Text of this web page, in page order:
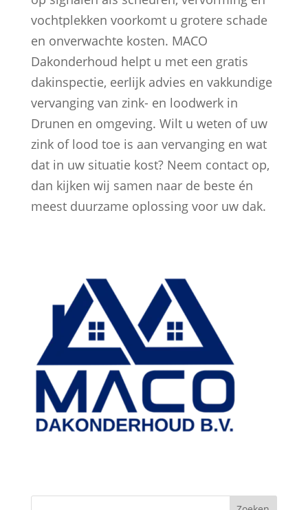
vochtplekken voorkomt u grotere schade
en onverwachte kosten. MACO
Dakonderhoud helpt u met een gratis
dakinspectie, eerlijk advies en vakkundige
vervanging van zink- en loodwerk in
Drunen en omgeving. Wilt u weten of uw
zink of lood toe is aan vervanging en wat
dat in uw situatie kost? Neem contact op,
dan kijken wij samen naar de beste én
meest duurzame oplossing voor uw dak.